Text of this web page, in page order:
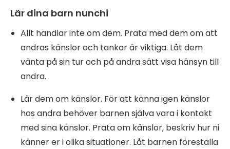
Lär dina barn nunchi
Allt handlar inte om dem. Prata med dem om att
andras känslor och tankar är viktiga. Låt dem
vänta på sin tur och på andra sätt visa hänsyn till
andra.
Lär dem om känslor. För att känna igen känslor
hos andra behöver barnen själva vara i kontakt
med sina känslor. Prata om känslor, beskriv hur ni
känner er i olika situationer. Låt barnen föreställa